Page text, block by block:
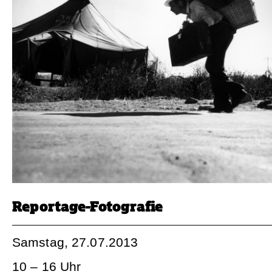
Reportage-Fotografie
Samstag, 27.07.2013
10 – 16 Uhr